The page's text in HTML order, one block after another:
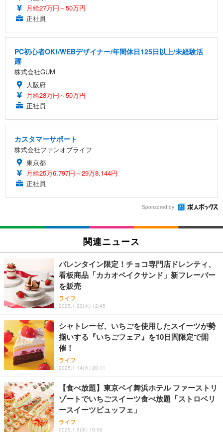
月給27万円～50万円
正社員
PC初心者OK!/WEBデザイナー/年間休日125日以上/未経験活
躍
株式会社GUM
大阪府
月給28万円～50万円
正社員
カスタマーサポート
株式会社ファンオブライフ
東京都
月給25万6,797円～29万8,144円
正社員
Sponsored by
関連ニュース
バレンタイン限定！チョコ専門店ドレンティ、
看板商品「カカオベイクサンド」新フレーバー
を販売
ライフ
2025.1.23(木) 12:45
シャトレーゼ、いちごを使用したスイーツが勢
揃いする『いちごフェア』を10日間限定で開
催！
ライフ
2025.1.14(火) 20:11
【食べ放題】東京ベイ舞浜ホテル ファーストリ
ゾートでいちごスイーツ食べ放題「ストロベリ
ースイーツビュッフェ」
ライフ
2025.1.9(木) 19:56